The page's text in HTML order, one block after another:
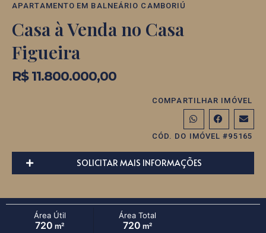
APARTAMENTO EM BALNEÁRIO CAMBORIÚ
Casa à Venda no Casa
Figueira
R$ 11.800.000,00
COMPARTILHAR IMÓVEL
CÓD. DO IMÓVEL #95165
SOLICITAR MAIS INFORMAÇÕES
Área Útil
720 m²
Área Total
720 m²